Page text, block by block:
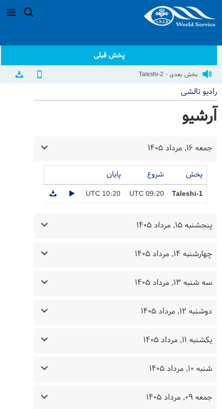
پخش قبلی
بخش بعدی - Taleshi-2
رادیو تالشی
آرشیو
جمعه ۱۶, مرداد ۱۴۰۵
پخش شروع پایان
Taleshi-1
09:20 UTC
10:20 UTC
پنجشنبه ۱۵, مرداد ۱۴۰۵
چهارشنبه ۱۴, مرداد ۱۴۰۵
سه شنبه ۱۳, مرداد ۱۴۰۵
دوشنبه ۱۲, مرداد ۱۴۰۵
یکشنبه ۱۱, مرداد ۱۴۰۵
شنبه ۱۰, مرداد ۱۴۰۵
جمعه ۰۹, مرداد ۱۴۰۵